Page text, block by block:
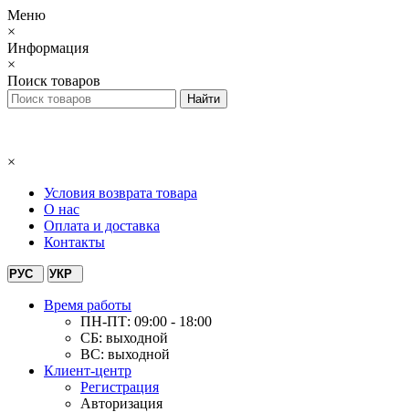
Меню
×
Информация
×
Поиск товаров
×
Условия возврата товара
О нас
Оплата и доставка
Контакты
РУС УКР
Время работы
ПН-ПТ: 09:00 - 18:00
СБ: выходной
ВС: выходной
Клиент-центр
Регистрация
Авторизация